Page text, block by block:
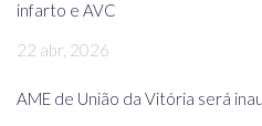
infarto e AVC
22 abr, 2026
AME de União da Vitória será